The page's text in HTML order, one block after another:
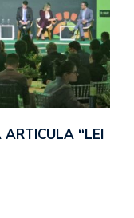
ARTICULA “LEI